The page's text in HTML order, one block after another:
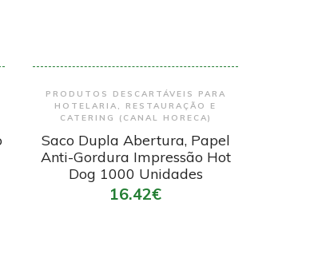
Encomendar
PRODUTOS DESCARTÁVEIS PARA
HOTELARIA, RESTAURAÇÃO E
CATERING (CANAL HORECA)
Saco Dupla Abertura, Papel
Anti-Gordura Impressão Hot
Dog 1000 Unidades
16.42€